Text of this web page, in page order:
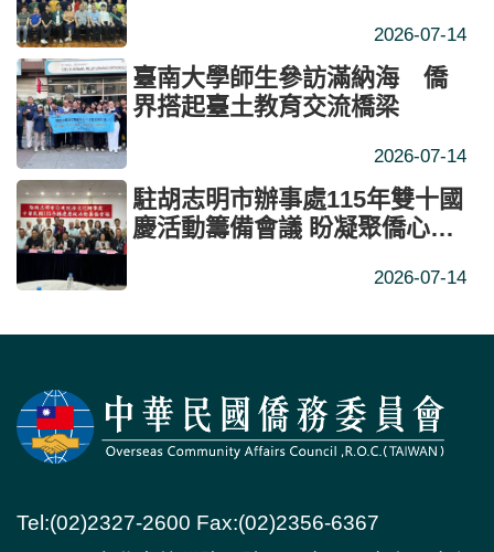
2026-07-14
臺南大學師生參訪滿納海 僑
界搭起臺土教育交流橋梁
2026-07-14
駐胡志明市辦事處115年雙十國
慶活動籌備會議 盼凝聚僑心深
2026-07-14
Tel:(02)2327-2600 Fax:(02)2356-6367